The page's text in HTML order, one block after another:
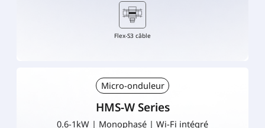
Flex-S3 câble
Micro-onduleur
HMS-W Series
0.6-1kW | Monophasé | Wi-Fi intégré